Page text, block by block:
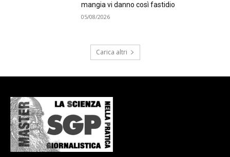
mangia vi danno così fastidio
05/08/2026
Carica altri